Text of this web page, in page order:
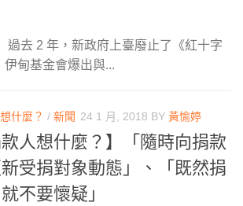
過去 2 年，新政府上臺廢止了《紅十字
伊甸基金會爆出與...
什麼？ / 新聞 24 1 月, 2018 BY 黃愉婷
款人想什麼？】「隨時向捐款
受捐對象動態」、「既然捐
不要懷疑」